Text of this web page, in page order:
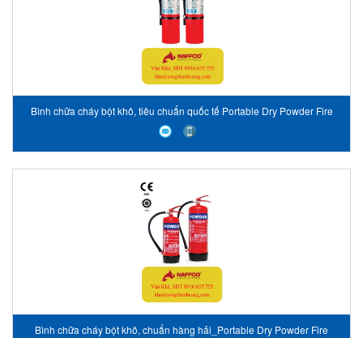
Bình chữa cháy bột khô, tiêu chuẩn quốc tế Portable Dry Powder Fire
Extinguishers - Global-Mark Certified
Bình chữa cháy bột khô, chuẩn hàng hải_Portable Dry Powder Fire